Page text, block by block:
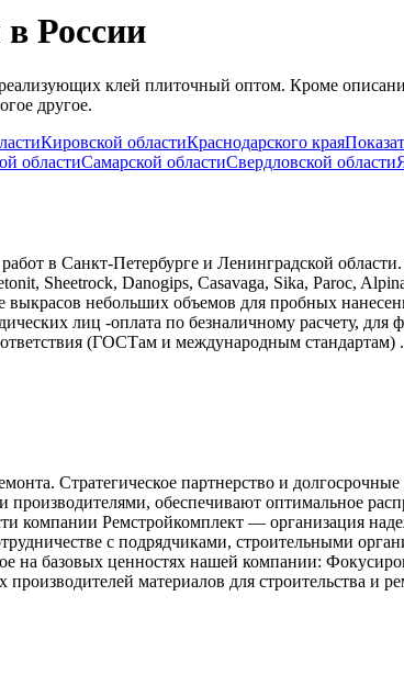
России
клей плиточный оптом. Кроме
другое.
Кировской областиКраснодарского края
областиСамарской областиСвердловской области
в Санкт-Петербурге и Ленинградской
Sheetrock, Danogips, Сasavaga, Sika, Paroc,
небольших объемов для пробных
лиц -оплата по безналичному расчету, для
(ГОСТам и международным стандартам)
Стратегическое партнерство и долгосрочные
обеспечивают оптимальное
компании Ремстройкомплект — организация
с подрядчиками, строительными
базовых ценностях нашей компании:
материалов для строительства и